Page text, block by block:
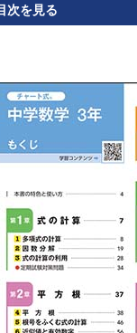
次を見る